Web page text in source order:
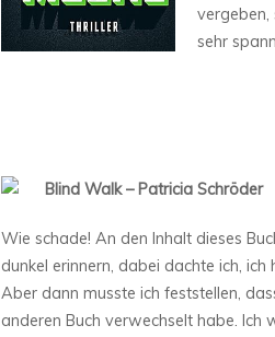
vergeben,
sehr
Blind Walk – Patricia Schröder
Wie schade! An den Inhalt dieses
dunkel erinnern, dabei dachte ich,
Aber dann musste ich feststellen,
anderen Buch verwechselt habe. Ich